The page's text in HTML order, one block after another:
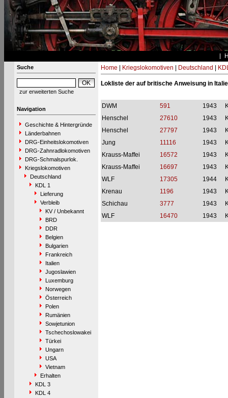
Suche
zur erweiterten Suche
Navigation
Geschichte & Hintergründe
Länderbahnen
DRG-Einheitslokomotiven
DRG-Zahnradlokomotiven
DRG-Schmalspurlok.
Kriegslokomotiven
Deutschland
KDL 1
Lieferung
Verbleib
KV / Unbekannt
BRD
DDR
Belgien
Bulgarien
Frankreich
Italien
Jugoslawien
Luxemburg
Norwegen
Österreich
Polen
Rumänien
Sowjetunion
Tschechoslowakei
Türkei
Ungarn
USA
Vietnam
Erhalten
KDL 3
KDL 4
Home Kriegslokomotiven Deutschland
Lokliste der auf britische Anweisung in
DWM 591 1943
Henschel
27610 1943
Henschel
27797 1943
Jung
11116 1943
Krauss-Maffei
16572 1943
Krauss-Maffei
16697 1943
WLF
17305 1944
Krenau
1196 1943
Schichau
3777 1943
WLF
16470 1943